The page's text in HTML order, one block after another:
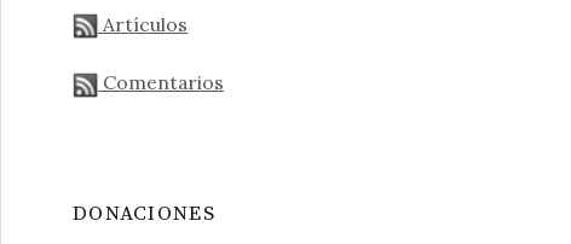
Artículos
Comentarios
DONACIONES